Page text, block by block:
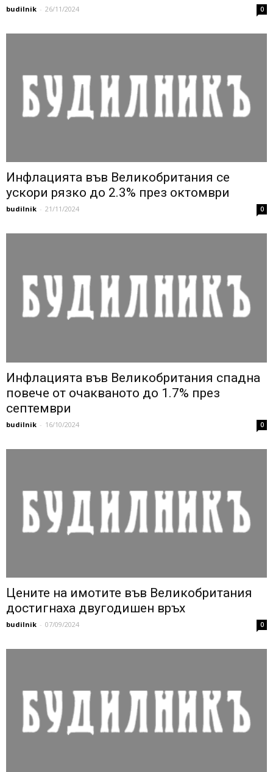
budilnik - 26/11/2024 0
Инфлацията във Великобритания се
ускори рязко до 2.3% през октомври
budilnik - 21/11/2024 0
Инфлацията във Великобритания спадна
повече от очакваното до 1.7% през
септември
budilnik - 16/10/2024 0
Цените на имотите във Великобритания
достигнаха двугодишен връх
budilnik - 07/09/2024 0